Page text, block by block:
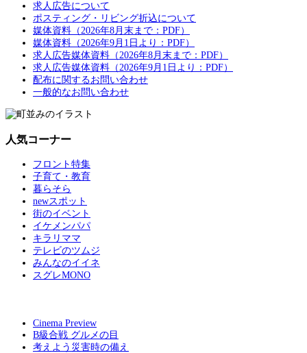
求人広告について
ポスティング・リビング折込について
媒体資料（2026年8月末まで：PDF）
媒体資料（2026年9月1日より：PDF）
求人広告媒体資料（2026年8月末まで：PDF）
求人広告媒体資料（2026年9月1日より：PDF）
配布に関するお問い合わせ
一般的なお問い合わせ
人気コーナー
フロント特集
子育て・教育
暮らそら
newスポット
街のイベント
イケメンパパ
キラリママ
テレビのツムジ
みんなのイイネ
スグレMONO
Cinema Preview
B級合戦 グルメの目
考えよう災害時の備え